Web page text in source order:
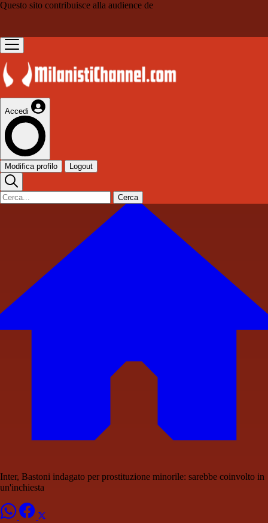
Questo sito contribuisce alla audience de
Accedi
Modifica profilo Logout
Cerca
Inter, Bastoni indagato per prostituzione minorile: sarebbe coinvolto in
un'inchiesta